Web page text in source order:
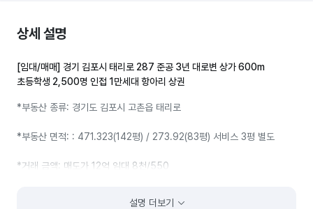
상세 설명
[임대/매매] 경기 김포시 태리로 287 준공 3년 대로변 상가 600m
초등학생 2,500명 인접 1만세대 항아리 상권
*부동산 종류: 경기도 김포시 고촌읍 태리로
*부동산 면적: : 471.323(142평) / 273.92(83평) 서비스 3평 별도
*거래 금액: 매도가 12억 임대 8천/550
설명 더보기